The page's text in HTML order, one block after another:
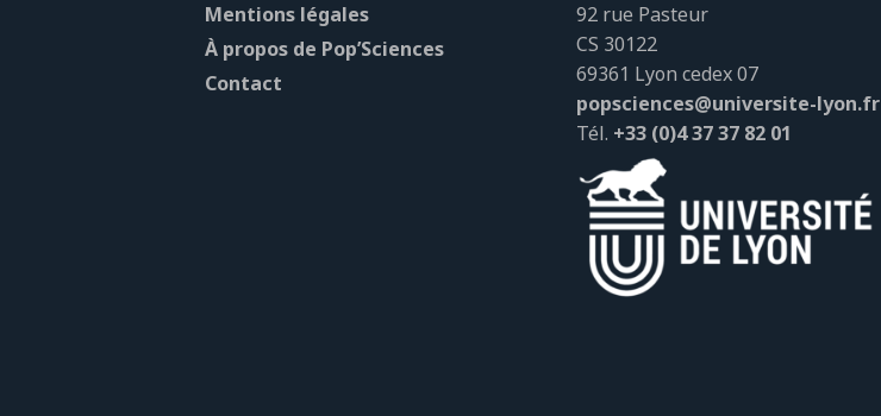
Mentions légales
À propos de Pop’Sciences
Contact
92 rue Pasteur
CS 30122
69361 Lyon cedex 07
popsciences@universite-lyon.fr
Tél. +33 (0)4 37 37 82 01